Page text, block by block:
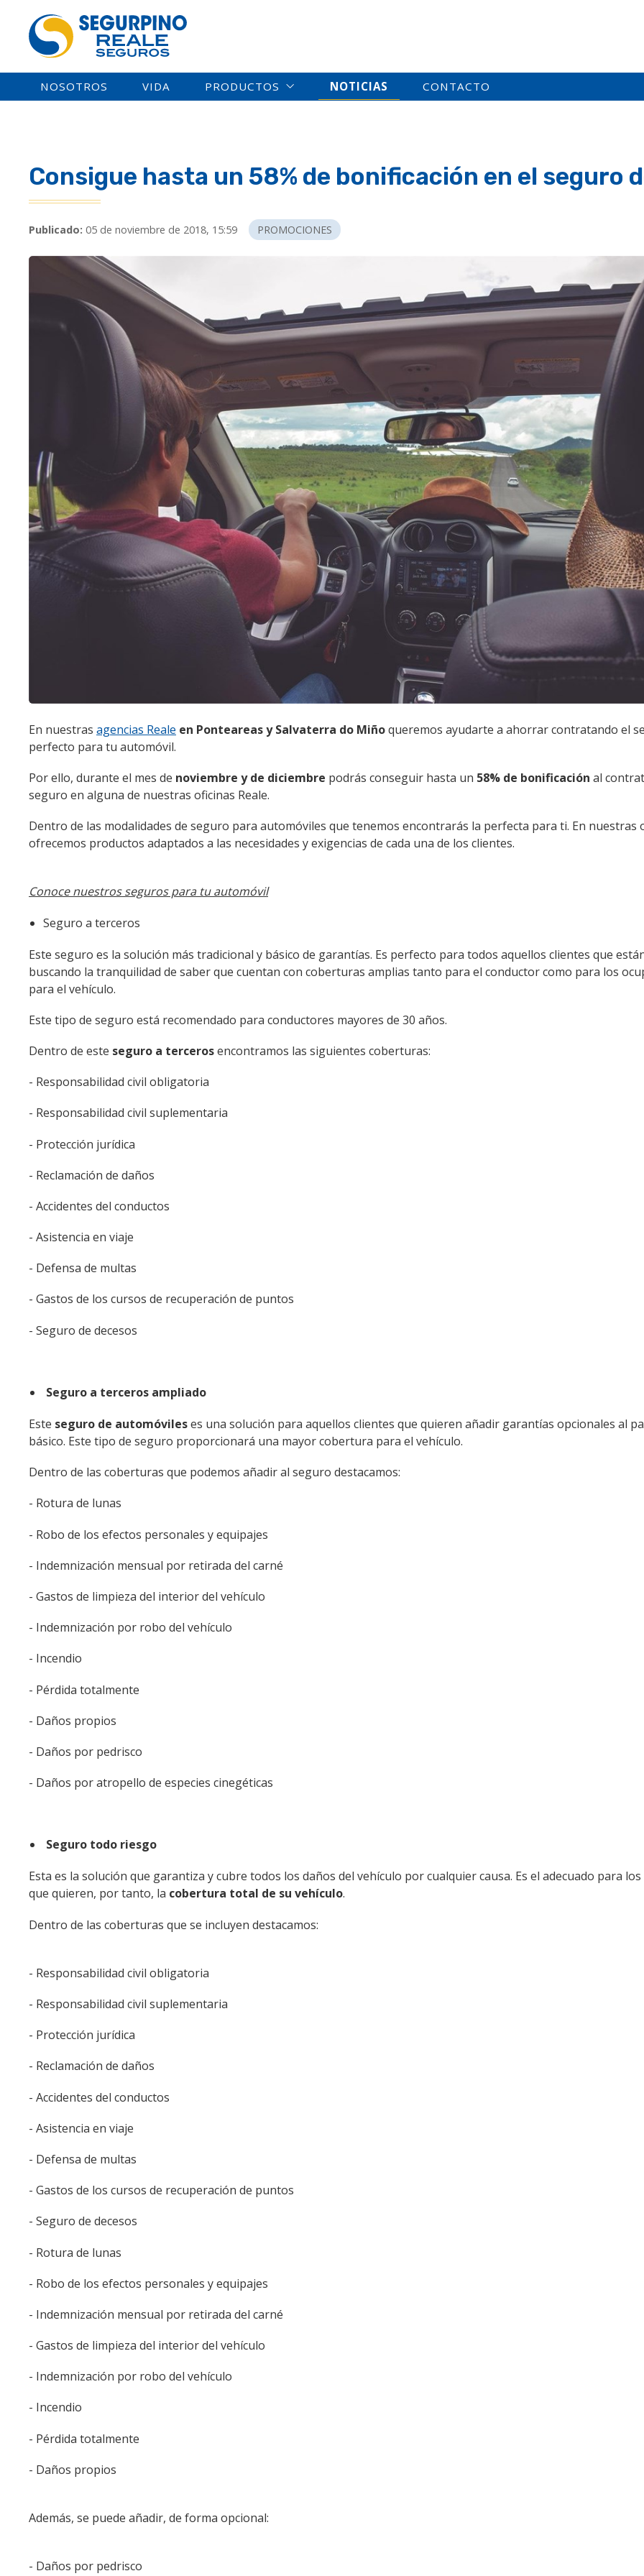
NOSOTROS VIDA PRODUCTOS NOTICIAS CONTACTO
Consigue hasta un 58% de bonificación en el seguro
Publicado: 05 de noviembre de 2018, 15:59 PROMOCIONES
En nuestras agencias Reale en Ponteareas y Salvaterra do Miñoqueremos ayudarte a ahorrar contratando el
perfecto para tu automóvil.
Por ello, durante el mes de noviembre y de diciembre podrás conseguir hasta un 58% de bonificación al
seguro en alguna de nuestras oficinas Reale.
Dentro de las modalidades de seguro para automóviles que tenemos encontrarás la perfecta para ti. En nuestras
ofrecemos productos adaptados a las necesidades y exigencias de cada una de los clientes.
Conoce nuestros seguros para tu automóvil
Seguro a terceros
Este seguro es la solución más tradicional y básico de garantías. Es perfecto para todos aquellos clientes que
buscando la tranquilidad de saber que cuentan con coberturas amplias tanto para el conductor como para los
para el vehículo.
Este tipo de seguro está recomendado para conductores mayores de 30 años.
Dentro de este seguro a tercerosencontramos las siguientes coberturas:
- Responsabilidad civil obligatoria
- Responsabilidad civil suplementaria
- Protección jurídica
- Reclamación de daños
- Accidentes del conductos
- Asistencia en viaje
- Defensa de multas
- Gastos de los cursos de recuperación de puntos
- Seguro de decesos
Seguro a terceros ampliado
Este seguro de automóvileses una solución para aquellos clientes que quieren añadir garantías opcionales al
básico. Este tipo de seguro proporcionará una mayor cobertura para el vehículo.
Dentro de las coberturas que podemos añadir al seguro destacamos:
- Rotura de lunas
- Robo de los efectos personales y equipajes
- Indemnización mensual por retirada del carné
- Gastos de limpieza del interior del vehículo
- Indemnización por robo del vehículo
- Incendio
- Pérdida totalmente
- Daños propios
- Daños por pedrisco
- Daños por atropello de especies cinegéticas
Seguro todo riesgo
Esta es la solución que garantiza y cubre todos los daños del vehículo por cualquier causa. Es el adecuado para
que quieren, por tanto, la cobertura total de su vehículo.
Dentro de las coberturas que se incluyen destacamos:
- Responsabilidad civil obligatoria
- Responsabilidad civil suplementaria
- Protección jurídica
- Reclamación de daños
- Accidentes del conductos
- Asistencia en viaje
- Defensa de multas
- Gastos de los cursos de recuperación de puntos
- Seguro de decesos
- Rotura de lunas
- Robo de los efectos personales y equipajes
- Indemnización mensual por retirada del carné
- Gastos de limpieza del interior del vehículo
- Indemnización por robo del vehículo
- Incendio
- Pérdida totalmente
- Daños propios
Además, se puede añadir, de forma opcional:
- Daños por pedrisco